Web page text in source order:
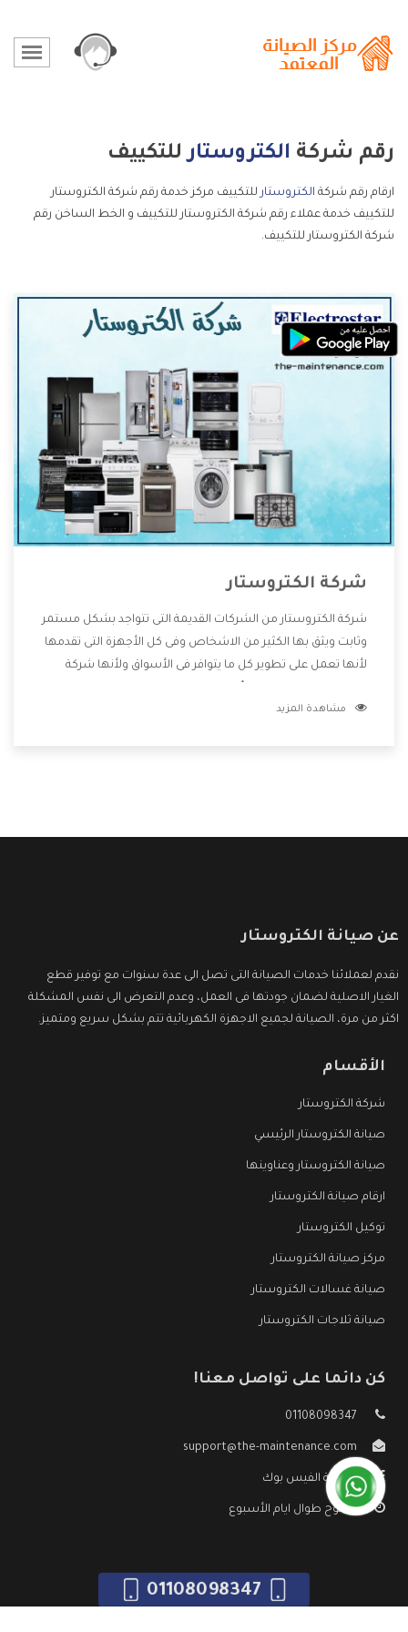
رقم شركة الكتروستارللتكييف
ارقام رقم شركة الكتروستار للتكييف مركز خدمة رقم شركة الكتروستار
للتكييف خدمة عملاء رقم شركة الكتروستار للتكييف و الخط الساخن رقم
شركة الكتروستار للتكييف.
شركة الكتروستار
شركة الكتروستار من الشركات القديمة التى تتواجد بشكل مستمر
وثابت ويثق بها الكثير من الاشخاص وفى كل الأجهزة التى تقدمها
لأنها تعمل على تطوير كل ما يتوافر فى الأسواق ولأنها شركة
وتقدم للعملاء أقوى العروض والخصومات التى تسهل على
مشاهدة المزيد
عن صيانة الكتروستار
نقدم لعملائنا خدمات الصيانة التى تصل الى عدة سنوات مع توفير قطع
الغيار الاصلية لضمان جودتها فى العمل، وعدم التعرض الى نفس المشكلة
اكثر من مرة، الصيانة لجميع الاجهزة الكهربائية تتم بشكل سريع ومتميز.
الأقسام
شركة الكتروستار
صيانة الكتروستار الرئيسي
صيانة الكتروستار وعناوينها
ارقام صيانة الكتروستار
توكيل الكتروستار
مركز صيانة الكتروستار
صيانة غسالات الكتروستار
صيانة ثلاجات الكتروستار
كن دائما على تواصل معنا!
01108098347
support@the-maintenance.com
صفحة الفيس بوك
مفتوح طوال ايام الأسبوع
01108098347